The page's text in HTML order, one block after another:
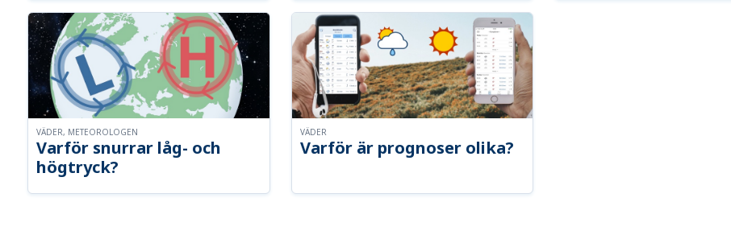
Varför snurrar låg- och
högtryck?
VÄDER, METEOROLOGEN
Varför är prognoser olika?
VÄDER